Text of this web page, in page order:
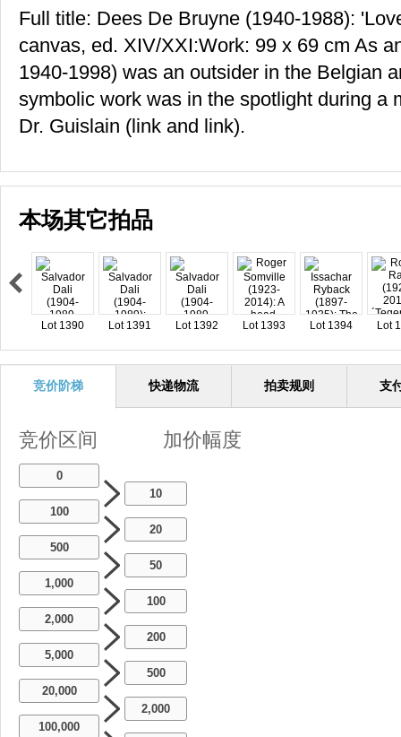
Full title: Dees De Bruyne (1940-1988):
canvas, ed. XIV/XXI:Work: 99 x 69 cm As
1940-1998) was an outsider in the Belgian
symbolic work was in the spotlight during a
Dr. Guislain (link and link).
本场其它拍品
Lot 1390 Lot 1391 Lot 1392 Lot 1393 Lot 1394 Lot
竞价阶梯 快递物流 拍卖规则 支
竞价区间 加价幅度
0
10
100
20
500
50
1,000
100
2,000
200
5,000
500
20,000
2,000
100,000